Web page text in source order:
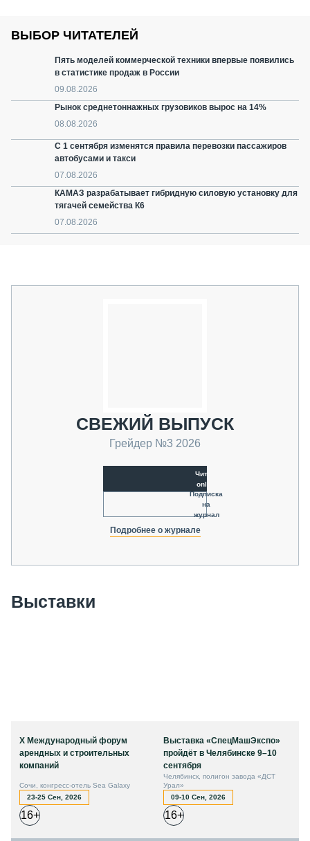
ВЫБОР ЧИТАТЕЛЕЙ
Пять моделей коммерческой техники впервые появились
в статистике продаж в России
09.08.2026
Рынок среднетоннажных грузовиков вырос на 14%
08.08.2026
С 1 сентября изменятся правила перевозки пассажиров
автобусами и такси
07.08.2026
КАМАЗ разрабатывает гибридную силовую установку для
тягачей семейства К6
07.08.2026
СВЕЖИЙ ВЫПУСК
Грейдер №3 2026
Читать
online
Подписка
на
журнал
Подробнее о журнале
Выставки
X Международный форум
арендных и строительных
компаний
Сочи, конгресс-отель Sea Galaxy
23-25 Сен, 2026
16+
Выставка «СпецМашЭкспо»
пройдёт в Челябинске 9–10
сентября
Челябинск, полигон завода «ДСТ
Урал»
09-10 Сен, 2026
16+